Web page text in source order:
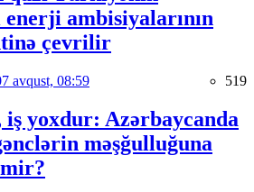
enerji ambisiyalarının
çevrilir
avqust, 08:59 519
yoxdur: Azərbaycanda
məşğulluğuna